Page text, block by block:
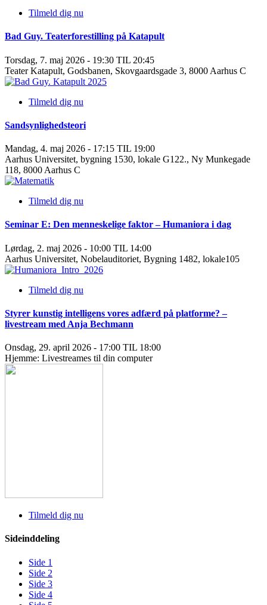
Tilmeld dig nu
Bad Guy. Teaterforestilling på Katapult
Torsdag, 7. maj 2026 - 19:30 TIL 20:45
Teater Katapult, Godsbanen, Skovgaardsgade 3, 8000 Aarhus C
Tilmeld dig nu
Sandsynlighedsteori
Mandag, 4. maj 2026 - 17:15 TIL 19:00
Aarhus Universitet, bygning 1530, lokale G122., Ny Munkegade
118, 8000 Aarhus C
Tilmeld dig nu
Seminar E: Den menneskelige faktor – Humaniora i dag
Lørdag, 2. maj 2026 - 10:00 TIL 14:00
Aarhus Universitet, Nobelauditoriet, Bygning 1482, lokale105
Tilmeld dig nu
Styrer kunstig intelligens vores adfærd på platforme? –
livestream med Anja Bechmann
Onsdag, 29. april 2026 - 17:00 TIL 18:00
Hjemme: Livestreames til din computer
Tilmeld dig nu
Sideinddeling
Side 1
Side 2
Side 3
Side 4